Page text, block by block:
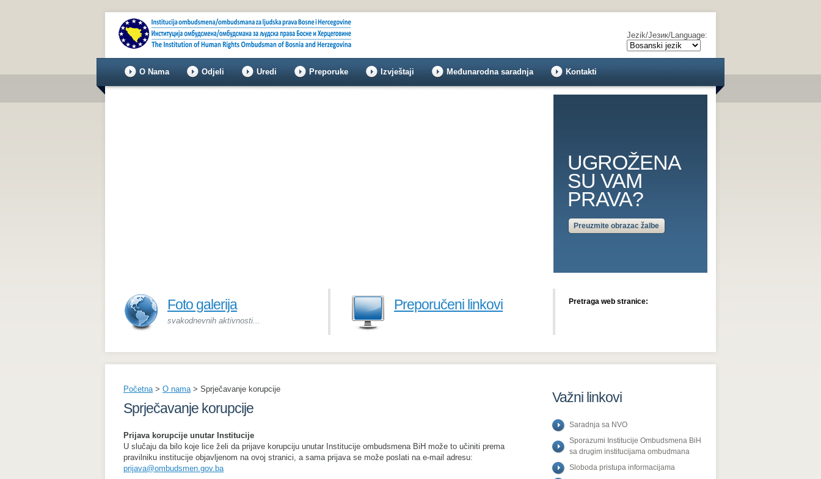
Jezik/Језик/Language:
O Nama Odjeli Uredi Preporuke Izvještaji Međunarodna saradnja Kontakti
UGROŽENA
SU VAM
PRAVA?
Preuzmite obrazac žalbe
Foto galerija
svakodnevnih aktivnosti...
Preporučeni linkovi Pretraga web stranice:
Početna> O nama> Sprječavanje korupcije
Sprječavanje korupcije
Prijava korupcije unutar Institucije
U slučaju da bilo koje lice želi da prijave korupciju unutar Institucije ombudsmena BiH može to učiniti prema
pravilniku institucije objavljenom na ovoj stranici, a sama prijava se može poslati na e-mail adresu:
prijava@ombudsmen.gov.ba
Važni linkovi
Saradnja sa NVO
Sporazumi Institucije Ombudsmena BiH
sa drugim institucijama ombudmana
Sloboda pristupa informacijama